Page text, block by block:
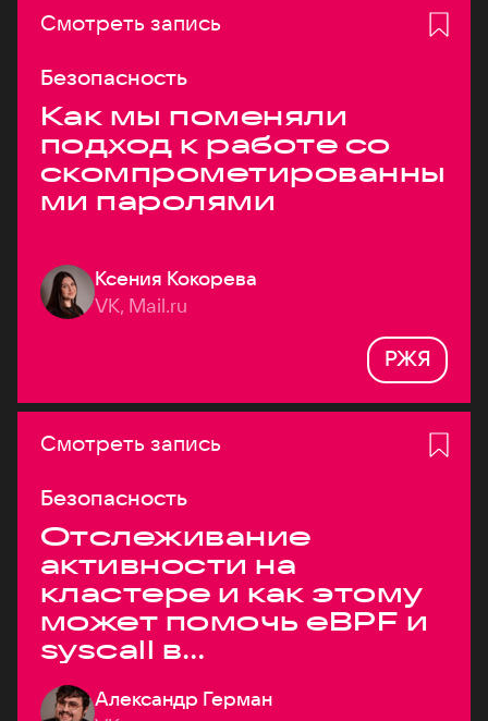
Смотреть запись
Безопасность
Как мы поменяли
подход к работе со
скомпрометированны
ми паролями
Ксения Кокорева
VK, Mail.ru
РЖЯ
Смотреть запись
Безопасность
Отслеживание
активности на
кластере и как этому
может помочь eBPF и
syscall в
высоконагруженных
системах
Александр Герман